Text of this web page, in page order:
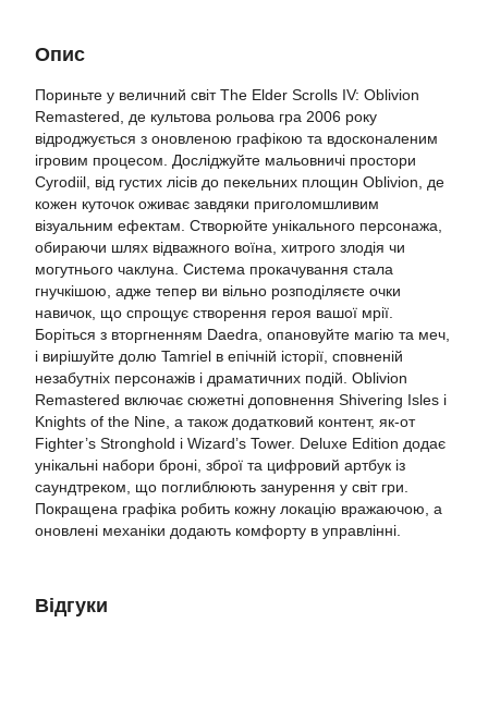
Опис
Пориньте у величний світ The Elder Scrolls IV: Oblivion
Remastered, де культова рольова гра 2006 року
відроджується з оновленою графікою та вдосконаленим
ігровим процесом. Досліджуйте мальовничі простори
Cyrodiil, від густих лісів до пекельних площин Oblivion, де
кожен куточок оживає завдяки приголомшливим
візуальним ефектам. Створюйте унікального персонажа,
обираючи шлях відважного воїна, хитрого злодія чи
могутнього чаклуна. Система прокачування стала
гнучкішою, адже тепер ви вільно розподіляєте очки
навичок, що спрощує створення героя вашої мрії.
Боріться з вторгненням Daedra, опановуйте магію та меч,
і вирішуйте долю Tamriel в епічній історії, сповненій
незабутніх персонажів і драматичних подій. Oblivion
Remastered включає сюжетні доповнення Shivering Isles і
Knights of the Nine, а також додатковий контент, як-от
Fighter’s Stronghold і Wizard’s Tower. Deluxe Edition додає
унікальні набори броні, зброї та цифровий артбук із
саундтреком, що поглиблюють занурення у світ гри.
Покращена графіка робить кожну локацію вражаючою, а
оновлені механіки додають комфорту в управлінні.
Відгуки